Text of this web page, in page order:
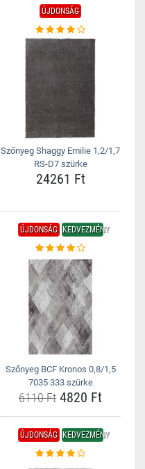
ÚJDONSÁG
Szőnyeg Shaggy Emilie 1,2/1,7
RS-D7 szürke
24261 Ft
ÚJDONSÁG KEDVEZMÉNY
Szőnyeg BCF Kronos 0,8/1,5
7035 333 szürke
6110 Ft 4820 Ft
ÚJDONSÁG KEDVEZMÉNY